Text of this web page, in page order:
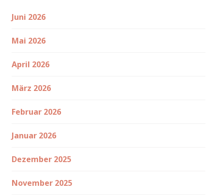
Juni 2026
Mai 2026
April 2026
März 2026
Februar 2026
Januar 2026
Dezember 2025
November 2025